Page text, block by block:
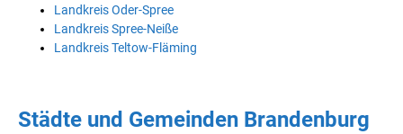
Landkreis Oder-Spree
Landkreis Spree-Neiße
Landkreis Teltow-Fläming
Städte und Gemeinden Brandenburg